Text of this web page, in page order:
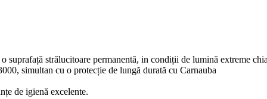
suprafață strălucitoare permanentă, in condiții de lumină extreme
simultan cu o protecție de lungă durată cu Carnauba
de igienă excelente.